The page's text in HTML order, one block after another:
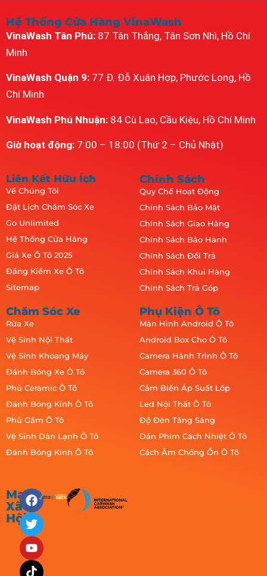
Hệ Thống Cửa Hàng VinaWash
VinaWash Tân Phú: 87 Tân Thắng, Tân Sơn Nhì, Hồ Chí
Minh
VinaWash Quận 9: 77 Đ. Đỗ Xuân Hợp, Phước Long, Hồ
Chí Minh
VinaWash Phú Nhuận: 84 Cù Lao, Cầu Kiệu, Hồ Chí Minh
Giờ hoạt động: 7:00 – 18:00 (Thứ 2 – Chủ Nhật)
Liên Kết Hữu Ích
Về Chúng Tôi
Đặt Lịch Chăm Sóc Xe
Go Unlimited
Hệ Thống Cửa Hàng
Giá Xe Ô Tô 2025
Đăng Kiểm Xe Ô Tô
Sitemap
Chính Sách
Quy Chế Hoạt Động
Chính Sách Bảo Mật
Chính Sách Giao Hàng
Chính Sách Bảo Hành
Chính Sách Đổi Trả
Chính Sách Khui Hàng
Chính Sách Trả Góp
Chăm Sóc Xe
Rửa Xe
Vệ Sinh Nội Thất
Vệ Sinh Khoang Máy
Đánh Bóng Xe Ô Tô
Phủ Ceramic Ô Tô
Đánh Bóng Kính Ô Tô
Phủ Gầm Ô Tô
Vệ Sinh Dàn Lạnh Ô Tô
Đánh Bóng Kính Ô Tô
Phụ Kiện Ô Tô
Màn Hình Android Ô Tô
Android Box Cho Ô Tô
Camera Hành Trình Ô Tô
Camera 360 Ô Tô
Cảm Biến Áp Suất Lốp
Led Nội Thất Ô Tô
Độ Đèn Tăng Sáng
Dán Phim Cách Nhiệt Ô Tô
Cách Âm Chống Ồn Ô Tô
Mạng
Xã
Hội